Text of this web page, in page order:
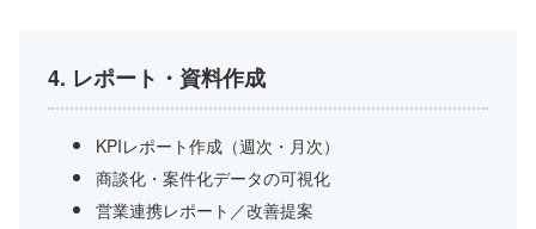
4. レポート・資料作成
KPIレポート作成（週次・月次）
商談化・案件化データの可視化
営業連携レポート／改善提案